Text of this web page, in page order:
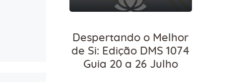
Despertando o Melhor
de Si: Edição DMS 1074
Guia 20 a 26 Julho